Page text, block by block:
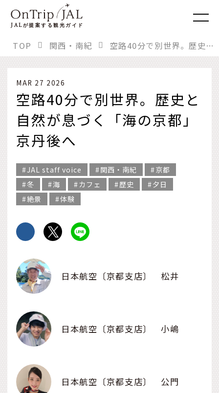
JALが提案する観光ガイド
TOP 関西・南紀 空路40分で別世界。歴史と自然が息づく「海の京都」京丹後へ
MAR 27 2026
空路40分で別世界。歴史と
自然が息づく「海の京都」
京丹後へ
JAL staff voice 関西・南紀
京都
冬
海 カフェ 歴史
夕日
絶景
体験
日本航空〔京都支店〕 松井
日本航空〔京都支店〕 小嶋
日本航空〔京都支店〕 公門